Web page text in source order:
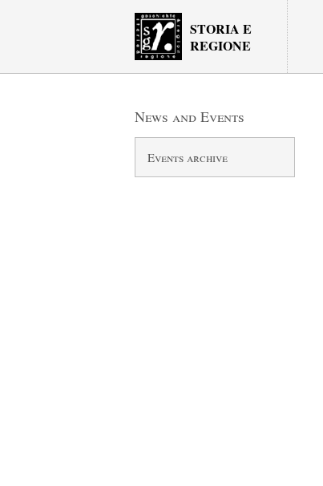
STORIA E
REGIONE
News and Events
Events archive